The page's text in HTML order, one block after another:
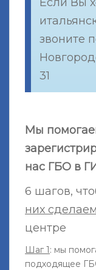
звоните
31
Мы
нас ГБО в
6 шагов,
них
центре
Шаг 1: мы
подходящее